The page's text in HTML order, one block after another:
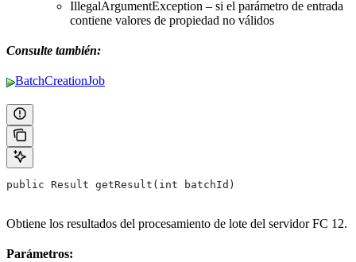
IllegalArgumentException – si el parámetro de entrada
contiene valores de propiedad no válidos
Consulte también:
BatchCreationJob
public Result getResult(int batchId)
Obtiene los resultados del procesamiento de lote del servidor FC 12.
Parámetros: